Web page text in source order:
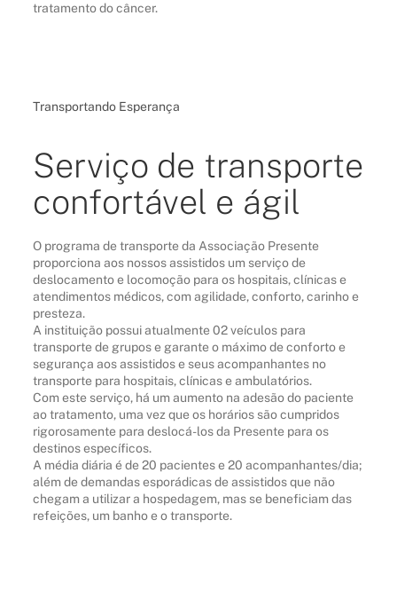
tratamento do câncer.
Transportando Esperança
Serviço de transporte
confortável e ágil
O programa de transporte da Associação Presente
proporciona aos nossos assistidos um serviço de
deslocamento e locomoção para os hospitais, clínicas e
atendimentos médicos, com agilidade, conforto, carinho e
presteza.
A instituição possui atualmente 02 veículos para
transporte de grupos e garante o máximo de conforto e
segurança aos assistidos e seus acompanhantes no
transporte para hospitais, clínicas e ambulatórios.
Com este serviço, há um aumento na adesão do paciente
ao tratamento, uma vez que os horários são cumpridos
rigorosamente para deslocá-los da Presente para os
destinos específicos.
A média diária é de 20 pacientes e 20 acompanhantes/dia;
além de demandas esporádicas de assistidos que não
chegam a utilizar a hospedagem, mas se beneficiam das
refeições, um banho e o transporte.